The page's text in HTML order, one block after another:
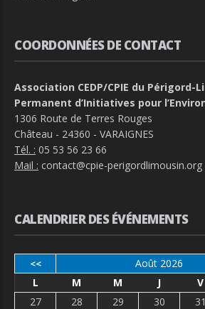
COORDONNÉES DE CONTACT
Association CEDP/CPIE du Périgord-
Permanent d’Initiatives pour
1306 Route de Terres Rouges
Château - 24360 - VARAIGNES
Tél. : 05 53 56 23 66
Mail : contact@cpie-perigordlimousin.org
CALENDRIER DES ÉVÉNEMENTS
<< Août 2026
L M M J V
27
28 29 30 31